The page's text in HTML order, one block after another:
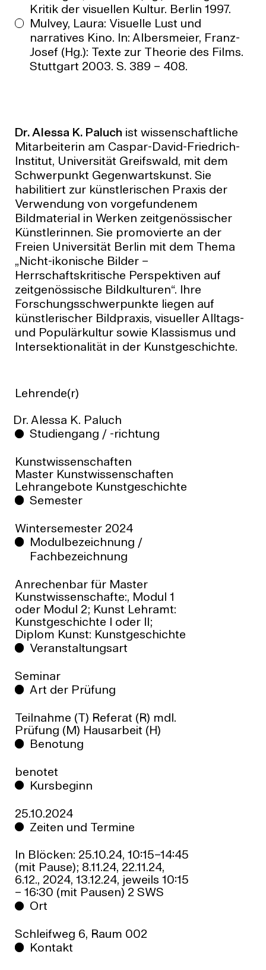
Kritik der visuellen Kultur. Berlin 1997.
Mulvey, Laura: Visuelle Lust und
narratives Kino. In: Albersmeier, Franz-
Josef (Hg.): Texte zur Theorie des Films.
Stuttgart 2003. S. 389 – 408.
Dr. Alessa K. Paluch ist wissenschaftliche
Mitarbeiterin am Caspar-David-Friedrich-
Institut, Universität Greifswald, mit dem
Schwerpunkt Gegenwartskunst. Sie
habilitiert zur künstlerischen Praxis der
Verwendung von vorgefundenem
Bildmaterial in Werken zeitgenössischer
Künstlerinnen. Sie promovierte an der
Freien Universität Berlin mit dem Thema
„Nicht-ikonische Bilder –
Herrschaftskritische Perspektiven auf
zeitgenössische Bildkulturen“. Ihre
Forschungsschwerpunkte liegen auf
künstlerischer Bildpraxis, visueller Alltags-
und Populärkultur sowie Klassismus und
Intersektionalität in der Kunstgeschichte.
Lehrende(r)
Dr. Alessa K. Paluch
Studiengang / -richtung
Kunstwissenschaften
Master Kunstwissenschaften
Lehrangebote Kunstgeschichte
Semester
Wintersemester 2024
Modulbezeichnung /
Fachbezeichnung
Anrechenbar für Master
Kunstwissenschafte:, Modul 1
oder Modul 2; Kunst Lehramt:
Kunstgeschichte I oder II;
Diplom Kunst: Kunstgeschichte
Veranstaltungsart
Seminar
Art der Prüfung
Teilnahme (T) Referat (R) mdl.
Prüfung (M) Hausarbeit (H)
Benotung
benotet
Kursbeginn
25.10.2024
Zeiten und Termine
In Blöcken: 25.10.24, 10:15–14:45
(mit Pause); 8.11.24, 22.11.24,
6.12., 2024, 13.12.24, jeweils 10:15
– 16:30 (mit Pausen) 2 SWS
Ort
Schleifweg 6, Raum 002
Kontakt